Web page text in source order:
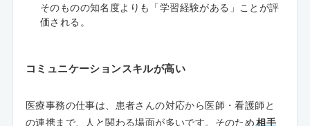
そのものの知名度よりも「学習経験がある」ことが評
価される。
コミュニケーションスキルが高い
医療事務の仕事は、患者さんの対応から医師・看護師と
の連携まで、人と関わる場面が多いです。そのため相手